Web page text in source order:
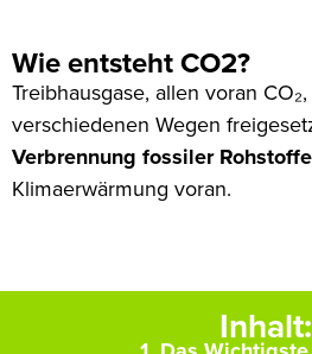
Wie entsteht CO2?
Treibhausgase, allen voran
verschiedenen Wegen
Verbrennung fossiler Rohstoffe
Klimaerwärmung voran.
Inhalt: